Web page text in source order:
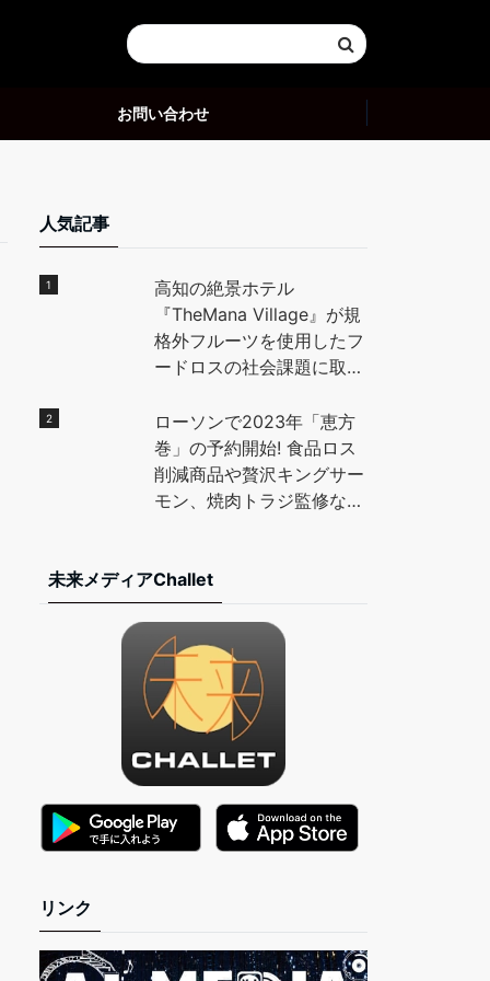
お問い合わせ
人気記事
高知の絶景ホテル
『TheMana Village』が規
格外フルーツを使用したフ
ードロスの社会課題に取り
夏」を使用したデザートを
地元高校生と開発し、全国
に魅力を発信。 – PR
TIMES
ローソンで2023年「恵方
巻」の予約開始! 食品ロス
削減商品や贅沢キングサー
モン、焼肉トラジ監修など
未来メディアChallet
リンク